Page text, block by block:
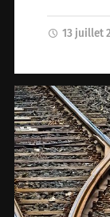
13 juillet